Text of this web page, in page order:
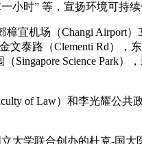
小时” 等，宣扬环境可持续
宜机场（Changi Airport
泰路（Clementi Rd），
Science Park
of Law）和李光耀公共
学联合创办的杜克-国大